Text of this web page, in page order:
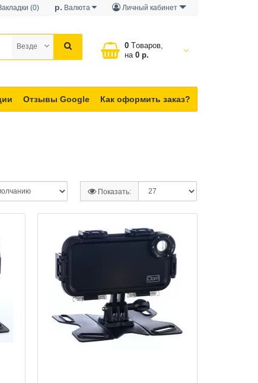
Личный кабинет
р. Валюта
(0)
0 Tоваров,
на
0 р.
Везде
Отзывы Google Как оформить заказ?
Показать: